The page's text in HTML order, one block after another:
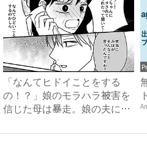
「なんてヒドイことをする
の！？」娘のモラハラ被害を
信じた母は暴走。娘の夫に電